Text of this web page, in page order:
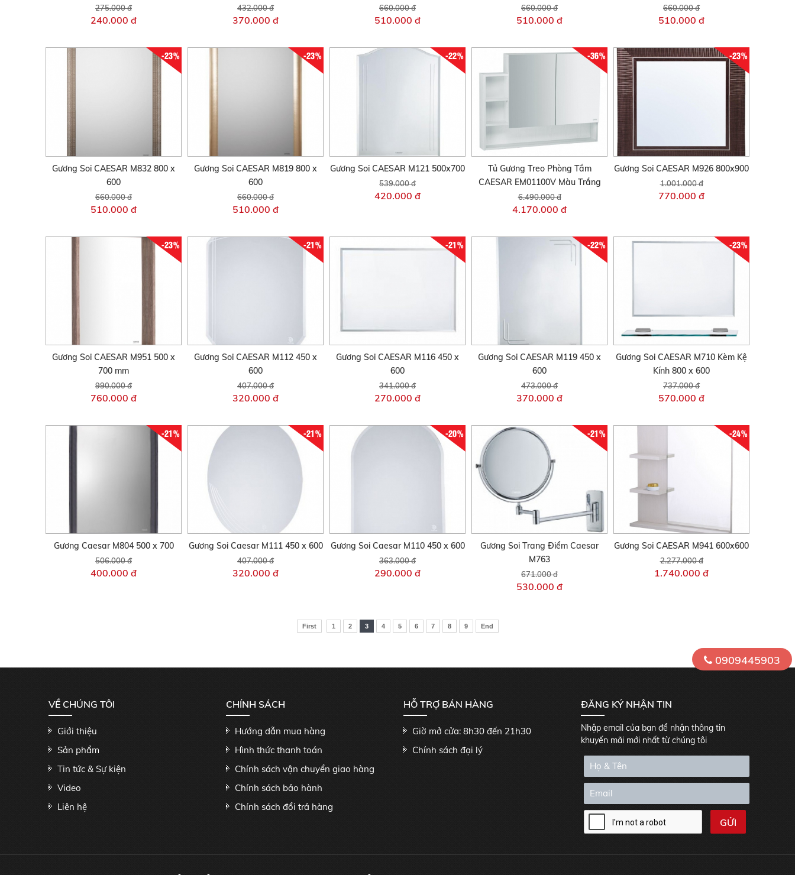
275.000 đ
240.000 đ
432.000 đ
370.000 đ
660.000 đ
510.000 đ
660.000 đ
510.000 đ
660.000 đ
510.000 đ
-23%
Gương Soi CAESAR M832 800 x
600
660.000 đ
510.000 đ
-23%
Gương Soi CAESAR M819 800 x
600
660.000 đ
510.000 đ
-22%
Gương Soi CAESAR M121 500x700
539.000 đ
420.000 đ
-36%
Tủ Gương Treo Phòng Tắm
CAESAR EM01100V Màu Trắng
6.490.000 đ
4.170.000 đ
-23%
Gương Soi CAESAR M926 800x900
1.001.000 đ
770.000 đ
-23%
Gương Soi CAESAR M951 500 x
700 mm
990.000 đ
760.000 đ
-21%
Gương Soi CAESAR M112 450 x
600
407.000 đ
320.000 đ
-21%
Gương Soi CAESAR M116 450 x
600
341.000 đ
270.000 đ
-22%
Gương Soi CAESAR M119 450 x
600
473.000 đ
370.000 đ
-23%
Gương Soi CAESAR M710 Kèm Kệ
Kính 800 x 600
737.000 đ
570.000 đ
-21%
Gương Caesar M804 500 x 700
506.000 đ
400.000 đ
-21%
Gương Soi Caesar M111 450 x 600
407.000 đ
320.000 đ
-20%
Gương Soi Caesar M110 450 x 600
363.000 đ
290.000 đ
-21%
Gương Soi Trang Điểm Caesar
M763
671.000 đ
530.000 đ
-24%
Gương Soi CAESAR M941 600x600
2.277.000 đ
1.740.000 đ
First 1 2 3 4 5 6 7 8 9 End
VỀ CHÚNG TÔI
Giới thiệu
Sản phẩm
Tin tức & Sự kiện
Video
Liên hệ
CHÍNH SÁCH
Hướng dẫn mua hàng
Hình thức thanh toán
Chính sách vận chuyển giao hàng
Chính sách bảo hành
Chính sách đổi trả hàng
HỖ TRỢ BÁN HÀNG
Giờ mở cửa: 8h30 đến 21h30
Chính sách đại lý
ĐĂNG KÝ NHẬN TIN
Nhập email của bạn để nhận thông tin
khuyến mãi mới nhất từ chúng tôi
0909445903